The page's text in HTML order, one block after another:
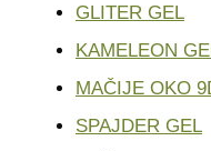
GLITER GEL
KAMELEON
MAČIJE OKO
SPAJDER GEL